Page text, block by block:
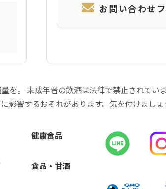
お問い合わせ
を。 未成年者の飲酒は法律で禁止されてい
響するおそれがあります。気を付けましょ
健康食品
食品・甘酒